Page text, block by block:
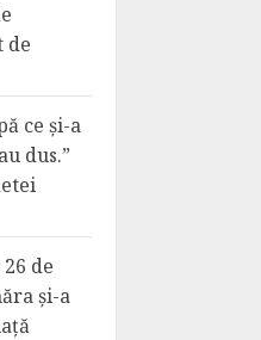
de
ce și-a
dus.”
de
și-a